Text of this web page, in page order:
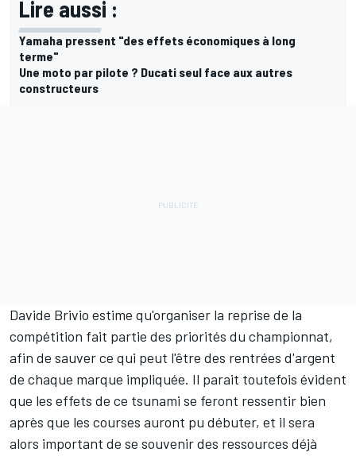
Lire aussi :
Yamaha pressent "des effets économiques à long
terme"
Une moto par pilote ? Ducati seul face aux autres
constructeurs
Davide Brivio estime qu'organiser la reprise de la
compétition fait partie des priorités du championnat,
afin de sauver ce qui peut l'être des rentrées d'argent
de chaque marque impliquée. Il parait toutefois évident
que les effets de ce tsunami se feront ressentir bien
après que les courses auront pu débuter, et il sera
alors important de se souvenir des ressources déjà